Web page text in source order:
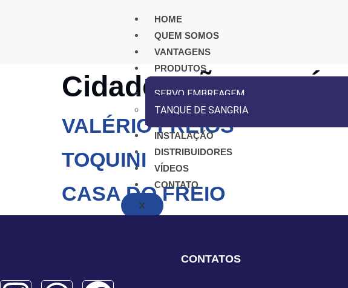
HOME
QUEM SOMOS
VANTAGENS
PRODUTOS
SERVO EMBREAGEM
TANQUE DE SANGRIA
INSTALAÇÃO
DISTRIBUIDORES
VÍDEOS
CONTATO
X
Cidade:SÃO JOSÉ
VALÉRIO FREIOS
TOQUINI
CASA DO FREIO
CONTATOS